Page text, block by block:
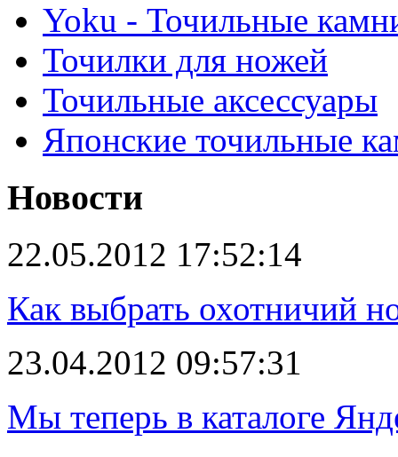
Yoku - Точильные
Точилки для ножей
Точильные аксессуары
Японские точильные
Новости
22.05.2012 17:52:14
Как выбрать охотничий
23.04.2012 09:57:31
Мы теперь в каталоге